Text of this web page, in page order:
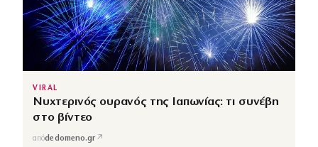
VIRAL
Νυχτερινός ουρανός της Ιαπωνίας: τι συνέβη
στο βίντεο
απόdedomeno.gr ↗